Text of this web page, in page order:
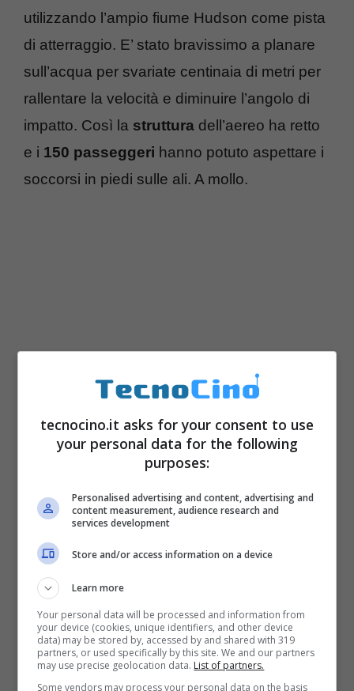
utilizzando l’ampio fiume Hudson come pista
di atterraggio. E’ stato bravissimo a planare
sull’acqua per svariate centinaia di metri per
rallentare la velocità e diminuire l’angolo di
impatto. Così la struttura dell’aereo ha retto
e i 150 passeggeri hanno potuto aspettare i
soccorsi in piedi sulle ali. A mollo.
tecnocino.it asks for your consent to use
your personal data for the following
purposes:
Personalised advertising and content, advertising and
content measurement, audience research and
services development
Store and/or access information on a device
Learn more
Your personal data will be processed and information from
your device (cookies, unique identifiers, and other device
data) may be stored by, accessed by and shared with 319
partners, or used specifically by this site. We and our partners
may use precise geolocation data. List of partners.
Some vendors may process your personal data on the basis